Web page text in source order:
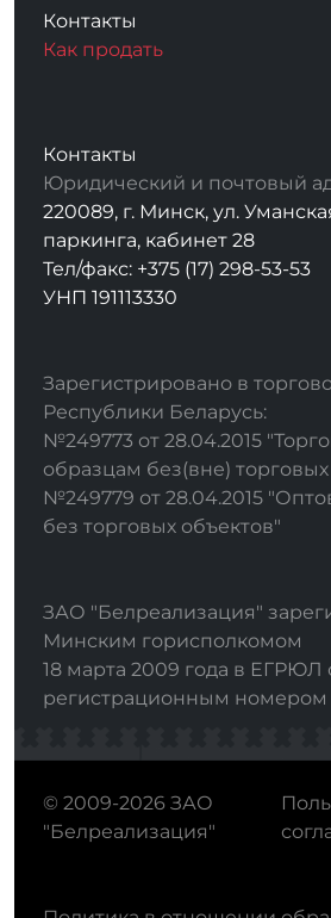
Контакты
Как продать
Контакты
Юридический и почтовый
220089, г. Минск, ул.
паркинга, кабинет 28
Тел/факс: +375 (17) 298-53-53
УНП 191113330
Зарегистрировано в
Республики Беларусь:
№249773 от 28.04.2015
образцам без(вне)
№249779 от 28.04.2015
без торговых объектов"
ЗАО "Белреализация"
Минским горисполкомом
18 марта 2009 года в ЕГРЮЛ
регистрационным номером
© 2009-2026 ЗАО
"Белреализация"